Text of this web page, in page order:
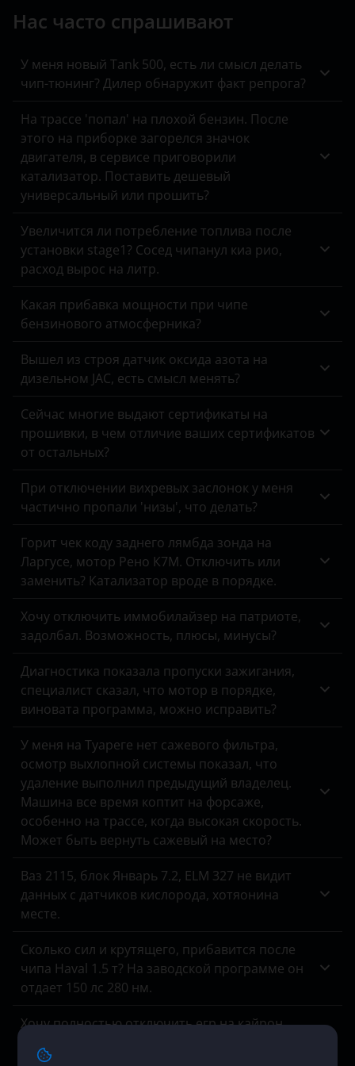
Peugeot
Ravon
Renault
Saab
Seat
Skoda
Smart
SsangYong
Subaru
Suzuki
Tank
Volkswagen
Volvo
Vortex
ZX
ВАЗ (LADA)
ГАЗ
УАЗ
Changan
Chevrolet
Chrysler
Citroen
Daewoo
Datsun
Dodge
DongFeng
FAW
Fiat
Ford
GAC
Genesis
Haval
Honda
Hyundai
Infiniti
Isuzu
Iveco
JAC
Jaguar
Jeep
Kaiyi
Fullback
Idea
Linea
Panda
Punto
Нас часто спрашивают
У меня новый Tank 500, есть ли смысл делать
чип-тюнинг? Дилер обнаружит факт репрога?
На трассе 'попал' на плохой бензин. После
этого на приборке загорелся значок
двигателя, в сервисе приговорили
катализатор. Поставить дешевый
универсальный или прошить?
Увеличится ли потребление топлива после
установки stage1? Сосед чипанул киа рио,
расход вырос на литр.
Какая прибавка мощности при чипе
бензинового атмосферника?
Вышел из строя датчик оксида азота на
дизельном JAC, есть смысл менять?
Сейчас многие выдают сертификаты на
прошивки, в чем отличие ваших сертификатов
от остальных?
При отключении вихревых заслонок у меня
частично пропали 'низы', что делать?
Горит чек коду заднего лямбда зонда на
Ларгусе, мотор Рено К7М. Отключить или
заменить? Катализатор вроде в порядке.
Хочу отключить иммобилайзер на патриоте,
задолбал. Возможность, плюсы, минусы?
Диагностика показала пропуски зажигания,
специалист сказал, что мотор в порядке,
виновата программа, можно исправить?
У меня на Туареге нет сажевого фильтра,
осмотр выхлопной системы показал, что
удаление выполнил предыдущий владелец.
Машина все время коптит на форсаже,
особенно на трассе, когда высокая скорость.
Может быть вернуть сажевый на место?
Ваз 2115, блок Январь 7.2, ELM 327 не видит
данных с датчиков кислорода, хотяонина
месте.
Сколько сил и крутящего, прибавится после
чипа Haval 1.5 т? На заводской программе он
отдает 150 лс 280 нм.
Хочу полностью отключить егр на кайрон
возможность? Цена? Обратный процесс